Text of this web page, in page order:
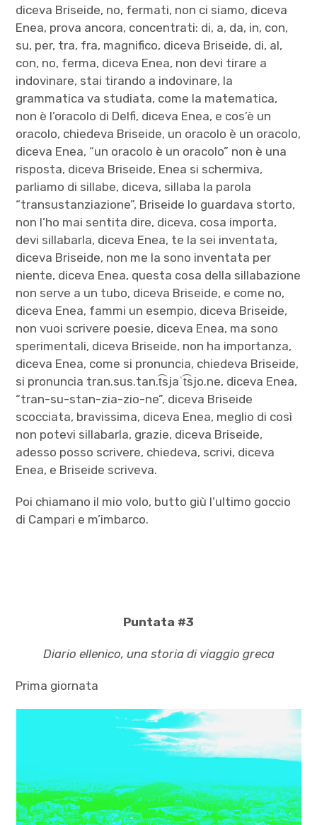
diceva Briseide, no, fermati, non ci siamo, diceva
Enea, prova ancora, concentrati: di, a, da, in, con,
su, per, tra, fra, magnifico, diceva Briseide, di, al,
con, no, ferma, diceva Enea, non devi tirare a
indovinare, stai tirando a indovinare, la
grammatica va studiata, come la matematica,
non è l’oracolo di Delfi, diceva Enea, e cos’è un
oracolo, chiedeva Briseide, un oracolo è un oracolo,
diceva Enea, “un oracolo è un oracolo” non è una
risposta, diceva Briseide, Enea si schermiva,
parliamo di sillabe, diceva, sillaba la parola
“transustanziazione”, Briseide lo guardava storto,
non l’ho mai sentita dire, diceva, cosa importa,
devi sillabarla, diceva Enea, te la sei inventata,
diceva Briseide, non me la sono inventata per
niente, diceva Enea, questa cosa della sillabazione
non serve a un tubo, diceva Briseide, e come no,
diceva Enea, fammi un esempio, diceva Briseide,
non vuoi scrivere poesie, diceva Enea, ma sono
sperimentali, diceva Briseide, non ha importanza,
diceva Enea, come si pronuncia, chiedeva Briseide,
si pronuncia tran.sus.tan.t͡sjaˈt͡sjo.ne, diceva Enea,
“tran-su-stan-zia-zio-ne”, diceva Briseide
scocciata, bravissima, diceva Enea, meglio di così
non potevi sillabarla, grazie, diceva Briseide,
adesso posso scrivere, chiedeva, scrivi, diceva
Enea, e Briseide scriveva.
Poi chiamano il mio volo, butto giù l’ultimo goccio
di Campari e m’imbarco.
Puntata #3
Diario ellenico, una storia di viaggio greca
Prima giornata